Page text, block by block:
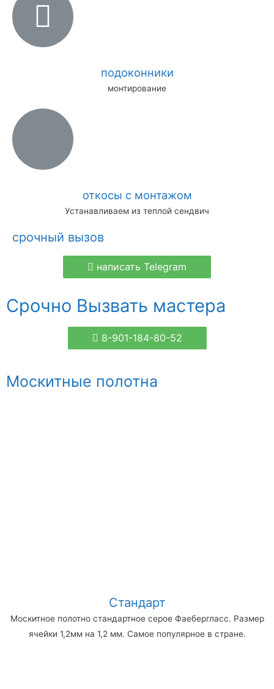
подоконники
монтирование
откосы с монтажом
Устанавливаем из теплой сендвич
срочный вызов
написать Telegram
Срочно Вызвать мастера
8-901-184-80-52
Москитные полотна
Стандарт
Москитное полотно стандартное серое Фаебергласс. Размер
ячейки 1,2мм на 1,2 мм. Самое популярное в стране.